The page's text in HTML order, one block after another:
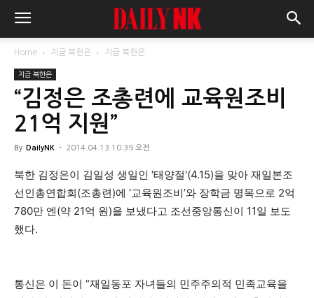
Home 지금 북한은 지금 북한은
지금 북한은
“김정은 조총련에 교육원조비
21억 지원”
By DailyNK - 2014.04.13 10:39 오전
북한 김정은이 김일성 생일인 ‘태양절'(4.15)을 맞아 재일본조
선인총연합회(조총련)에 ‘교육원조비’와 장학금 명목으로 2억
780만 엔(약 21억 원)을 보냈다고 조선중앙통신이 11일 보도
했다.
통신은 이 돈이 “재일동포 자녀들의 민주주의적 민족교육을